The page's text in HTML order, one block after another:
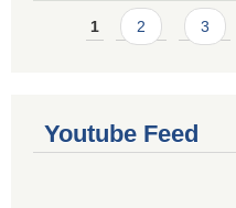
Pages
1 2 3
Youtube Feed